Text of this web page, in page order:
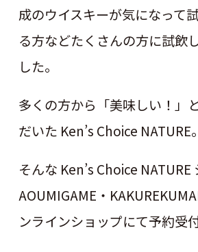
成のウイスキーが気になって
る方などたくさんの方に試飲
した。
多くの方から「美味しい！」
だいた Ken’s Choice NATURE。
そんな Ken’s Choice
AOUMIGAME・
ンラインショップにて予約受